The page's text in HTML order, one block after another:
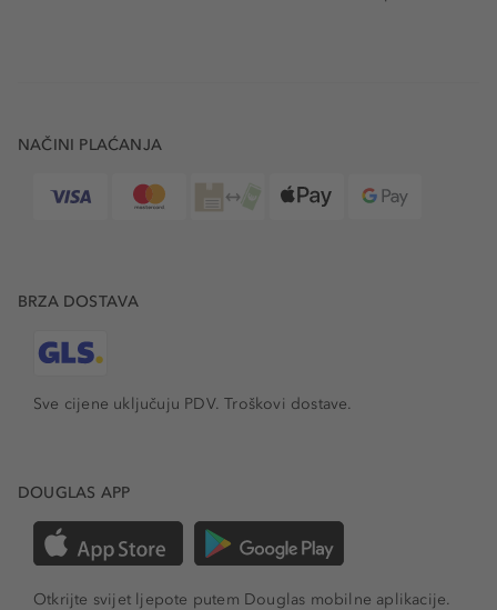
NAČINI PLAĆANJA
BRZA DOSTAVA
Sve cijene uključuju PDV.Troškovi dostave.
DOUGLAS APP
Otkrijte svijet ljepote putem Douglas mobilne aplikacije.